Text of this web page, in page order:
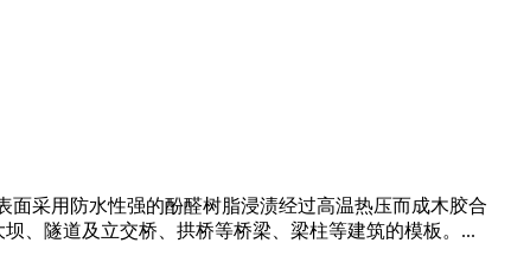
采用防水性强的酚醛树脂浸渍经过高温热压而成木胶合
、隧道及立交桥、拱桥等桥梁、梁柱等建筑的模板。...